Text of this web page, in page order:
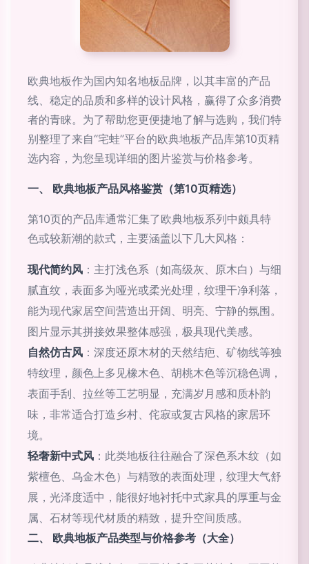
欧典地板作为国内知名地板品牌，以其丰富的产品
线、稳定的品质和多样的设计风格，赢得了众多消费
者的青睐。为了帮助您更便捷地了解与选购，我们特
别整理了来自“宅蛙”平台的欧典地板产品库第10页精
选内容，为您呈现详细的图片鉴赏与价格参考。
一、 欧典地板产品风格鉴赏（第10页精选）
第10页的产品库通常汇集了欧典地板系列中颇具特
色或较新潮的款式，主要涵盖以下几大风格：
现代简约风 ：主打浅色系（如高级灰、原木白）与细
腻直纹，表面多为哑光或柔光处理，纹理干净利落，
能为现代家居空间营造出开阔、明亮、宁静的氛围。
图片显示其拼接效果整体感强，极具现代美感。
自然仿古风 ：深度还原木材的天然结疤、矿物线等独
特纹理，颜色上多见橡木色、胡桃木色等沉稳色调，
表面手刮、拉丝等工艺明显，充满岁月感和质朴韵
味，非常适合打造乡村、侘寂或复古风格的家居环
境。
轻奢新中式风 ：此类地板往往融合了深色系木纹（如
紫檀色、乌金木色）与精致的表面处理，纹理大气舒
展，光泽度适中，能很好地衬托中式家具的厚重与金
属、石材等现代材质的精致，提升空间质感。
二、 欧典地板产品类型与价格参考（大全）